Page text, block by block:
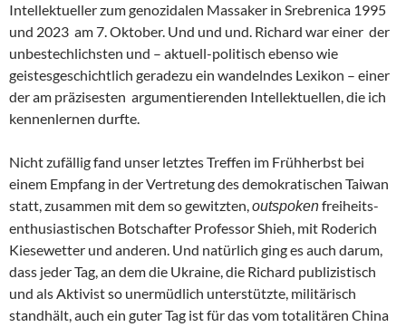
Intellektueller zum genozidalen Massaker in Srebrenica 1995
und 2023 am 7. Oktober. Und und und. Richard war einer der
unbestechlichsten und – aktuell-politisch ebenso wie
geistesgeschichtlich geradezu ein wandelndes Lexikon – einer
der am präzisesten argumentierenden Intellektuellen, die ich
kennenlernen durfte.
Nicht zufällig fand unser letztes Treffen im Frühherbst bei
einem Empfang in der Vertretung des demokratischen Taiwan
statt, zusammen mit dem so gewitzten,outspokenfreiheits-
enthusiastischen Botschafter Professor Shieh, mit Roderich
Kiesewetter und anderen. Und natürlich ging es auch darum,
dass jeder Tag, an dem die Ukraine, die Richard publizistisch
und als Aktivist so unermüdlich unterstützte, militärisch
standhält, auch ein guter Tag ist für das vom totalitären China